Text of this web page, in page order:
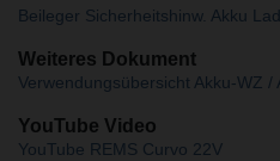
Beileger Sicherheitshinw. Akku
Weiteres Dokument
Verwendungsübersicht Akku-WZ /
YouTube Video
YouTube REMS Curvo 22V